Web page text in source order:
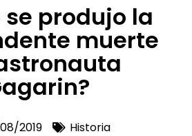
se produjo la
muerte
2019 Historia